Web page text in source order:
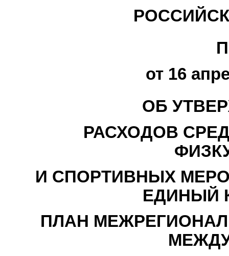
от 16
ОБ
РАСХОДОВ
И СПОРТИВНЫХ
ЕДИНЫЙ
ПЛАН